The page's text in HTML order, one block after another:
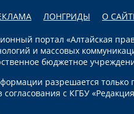
ЛОНГРИДЫ О
портал «Алтайская
и массовых
бюджетное
разрешается
с КГБУ